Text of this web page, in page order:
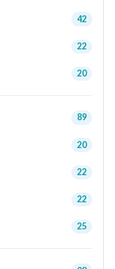
42
22
20
89
20
22
22
25